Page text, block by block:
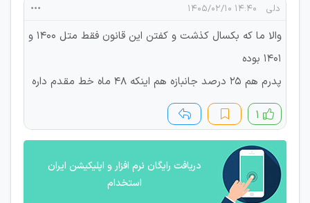
دلی ۱۴:۴۰ ۱۴۰۵/۰۲/۱۰
والا ما که بکسال کذشت و کفتن این قانون فقط متل ۱۴۰۰ و
۱۴۰۱ بوده
پدرم هم ۲۵ درصد جانبازه هم اینکه ۴۸ ماه خط مقدم داره
۱
دریافت رایگان نرم افزار و اپلیکیشن ایران
استخدام